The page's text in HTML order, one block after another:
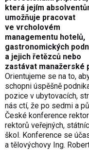
která jejím
umožňuje pracovat
ve vrcholovém
managementu hotelů,
gastronomických
a jejich řetězců nebo
zastávat manažerské
Orientujeme se na to,
schopni úspěšně
pozice v ubytovacích,
nás ctí, že po sedmi a
České konference
rektorů veřejných,
škol. Konference se
a tělovýchovy Ing.